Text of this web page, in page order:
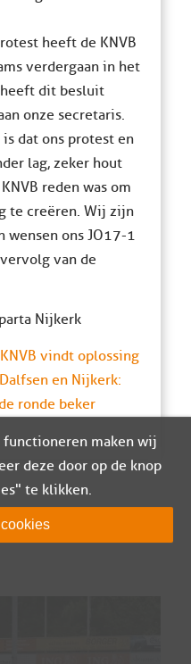
heeft de KNVB
verdergaan in het
heeft dit besluit
onze secretaris.
dat ons protest en
lag, zeker hout
reden was om
te creëren. Wij zijn
ons JO17-1
van de
Nijkerk
KNVB vindt oplossing
en Nijkerk:
ronde beker
maken wij
deze door op de knop
te klikken.